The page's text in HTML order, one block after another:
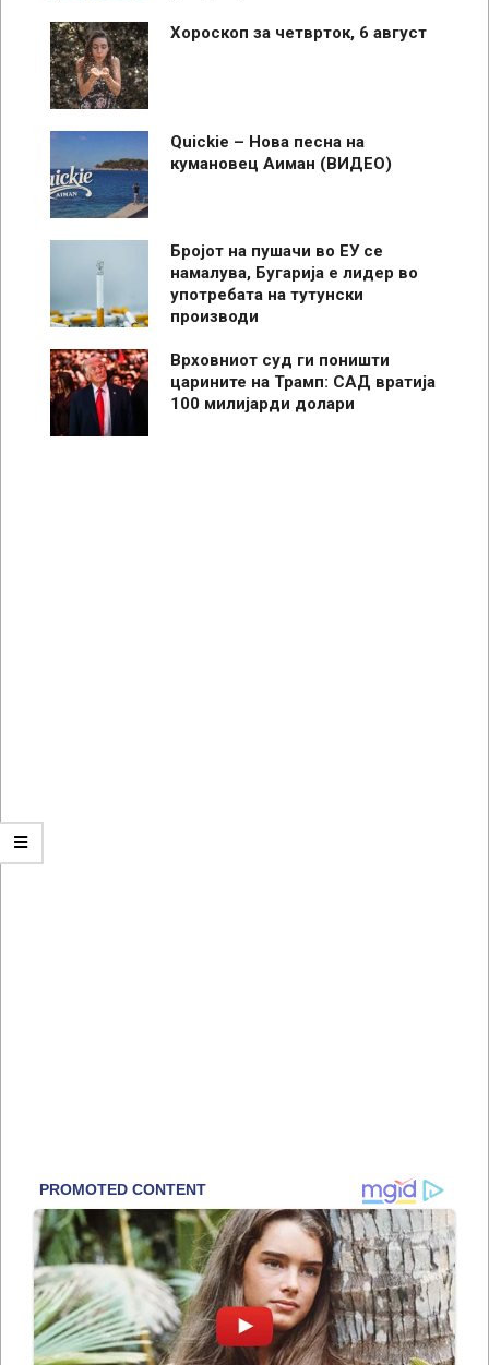
Хороскоп за четврток, 6 август
Quickie – Нова песна на
кумановец Аиман (ВИДЕО)
Бројот на пушачи во ЕУ се
намалува, Бугарија е лидер во
употребата на тутунски
производи
Врховниот суд ги поништи
царините на Трамп: САД вратија
100 милијарди долари